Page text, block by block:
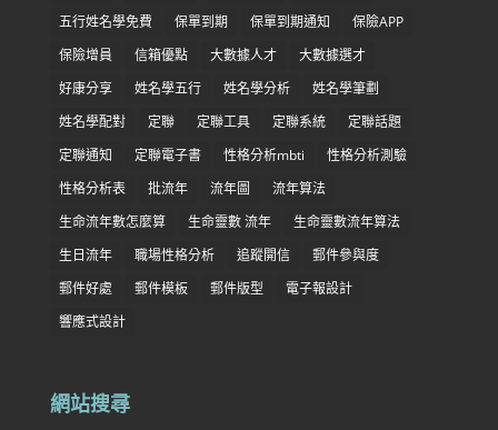
五行姓名學免費
保單到期 保單到期通知
保險APP
保險增員
信箱優點 大數據人才
大數據選才
好康分享
姓名學五行 姓名學分析
姓名學筆劃
姓名學配對
定聯 定聯工具 定聯系統
定聯話題
定聯通知
定聯電子書 性格分析mbti
性格分析測驗
性格分析表
批流年 流年圖
流年算法
生命流年數怎麼算
生命靈數 流年
生命靈數流年算法
生日流年
職場性格分析 追蹤開信
郵件參與度
郵件好處
郵件模板 郵件版型
電子報設計
響應式設計
網站搜尋